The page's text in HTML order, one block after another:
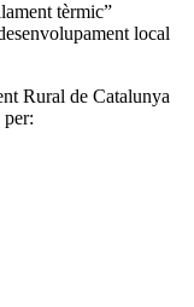
tèrmic”
local
Rural de Catalunya